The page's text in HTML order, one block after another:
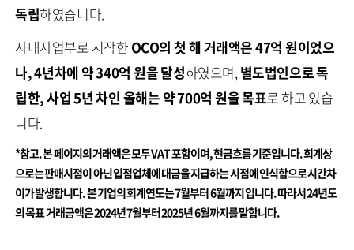
독립하였습니다.
사내사업부로 시작한 OCO의 첫 해 거래액은 47억 원이었으
나, 4년차에 약 340억 원을 달성하였으며, 별도법인으로 독
립한, 사업 5년 차인 올해는 약 700억 원을 목표로 하고 있습
니다.
*참고. 본 페이지의 거래액은 모두 VAT 포함이며, 현금흐름 기준입니다. 회계상
으로는 판매시점이 아닌 입점업체에 대금을 지급하는 시점에 인식함으로 시간차
이가 발생합니다. 본 기업의 회계연도는 7월부터 6월까지 입니다. 따라서 24년도
의 목표 거래금액은 2024년 7월부터 2025년 6월까지를 말합니다.